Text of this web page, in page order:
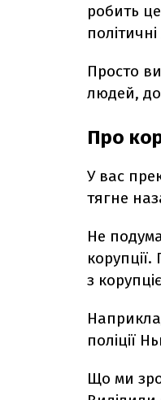
робить
Просто
людей, до
Про
У вас
тягне
Не
з
поліції
Що ми